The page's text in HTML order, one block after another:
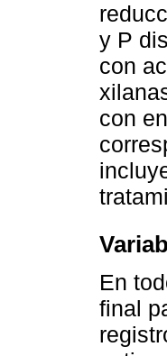
y P
con
con
En
final